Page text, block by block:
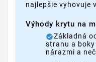
najlepšie vyhovuje
Výhody krytu na
Základná
stranu a
nárazmi a